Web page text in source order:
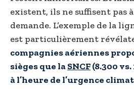
existent, ils ne suffisent pas
demande. L’exemple de la
est particulièrement
compagnies aériennes
sièges que laSNCF(8.300
à l’heure de l’urgence